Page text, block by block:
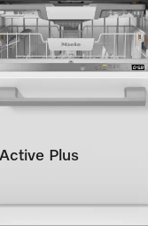
met gratis levering
Plus
5
I Comfort rekken I